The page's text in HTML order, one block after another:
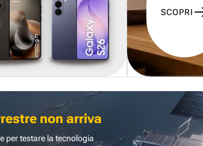
SCOPRI
non arriva
per testare la tecnologia